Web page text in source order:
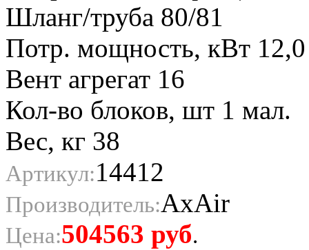
Шланг/труба 80/81
Потр. мощность, кВт 12,0
Вент агрегат 16
Кол-во блоков, шт 1 мал.
Вес, кг 38
Артикул:14412
Производитель:AxAir
Цена:504563 руб.